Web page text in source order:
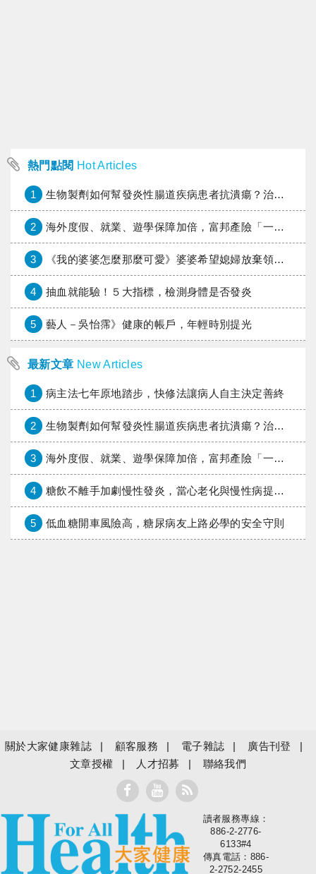
熱門點閱 Hot Articles
1 生物製劑如何幫發炎性腸道疾病患者抗潰瘍？治療進展與健保給付困境一次看
2 海外度假、就業、遊學保障加倍，富邦產險「一期逐夢」專案加碼遠距醫療與緊急救援
3 《我的婆婆怎麼那麼可愛》婆婆希望媳婦放棄領取已故兒子身故理賠金，可以這樣做嗎？
4 抽血就能驗！５大指標，檢測身體是否發炎
5 藝人－吳怡霈》健康的帳戶，年輕時別提光
最新文章 New Articles
1 病主法七年原地踏步，快修法讓病人自主決定善終
2 生物製劑如何幫發炎性腸道疾病患者抗潰瘍？治療進展與健保給付困境一次看
3 海外度假、就業、遊學保障加倍，富邦產險「一期逐夢」專案加碼遠距醫療與緊急救援
4 糖飲不離手加劇慢性發炎，當心老化與慢性病提早報到
5 低血糖開車風險高，糖尿病友上路必學的安全守則
關於大家健康雜誌 顧客服務 電子雜誌
廣告刊登
文章授權
人才招募 聯絡我們
大家健康
讀者服務專線：
886-2-2776-
6133#4
傳真電話：886-
2-2752-2455